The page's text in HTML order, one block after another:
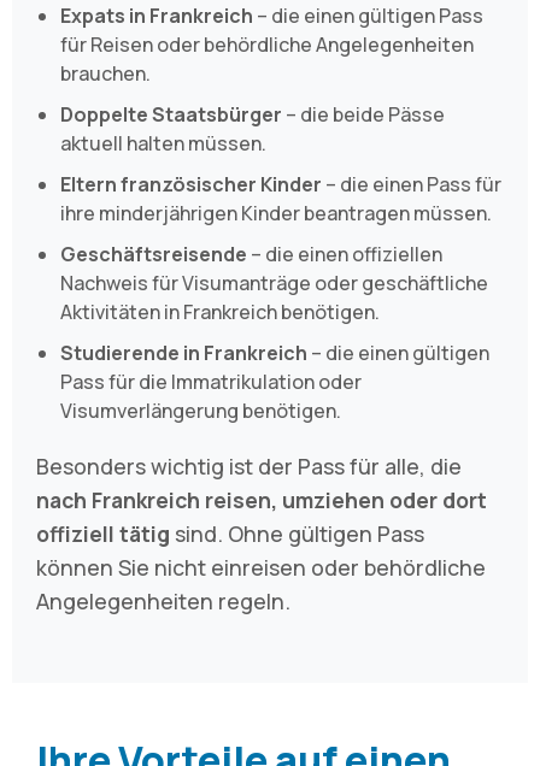
Expats in Frankreich – die einen gültigen Pass
für Reisen oder behördliche Angelegenheiten
brauchen.
Doppelte Staatsbürger – die beide Pässe
aktuell halten müssen.
Eltern französischer Kinder – die einen Pass für
ihre minderjährigen Kinder beantragen müssen.
Geschäftsreisende – die einen offiziellen
Nachweis für Visumanträge oder geschäftliche
Aktivitäten in Frankreich benötigen.
Studierende in Frankreich – die einen gültigen
Pass für die Immatrikulation oder
Visumverlängerung benötigen.
Besonders wichtig ist der Pass für alle, die
nach Frankreich reisen, umziehen oder dort
offiziell tätig sind. Ohne gültigen Pass
können Sie nicht einreisen oder behördliche
Angelegenheiten regeln.